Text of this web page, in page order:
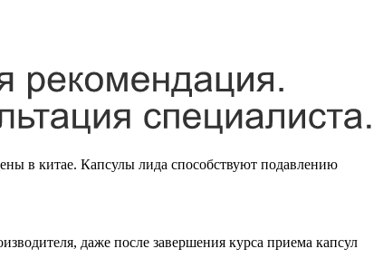
в китае. Капсулы лида способствуют подавлению
даже после завершения курса приема капсул